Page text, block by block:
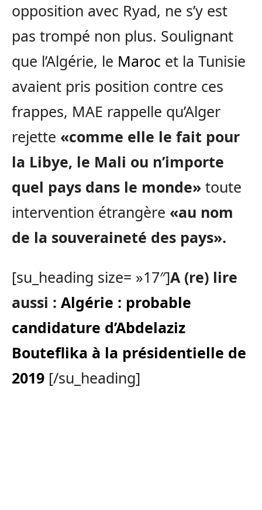
opposition avec Ryad, ne s’y est
pas trompé non plus. Soulignant
que l’Algérie, le Maroc et la Tunisie
avaient pris position contre ces
frappes, MAE rappelle qu’Alger
rejette «comme elle le fait pour
la Libye, le Mali ou n’importe
quel pays dans le monde» toute
intervention étrangère «au nom
de la souveraineté des pays».
[su_heading size= »17″]A (re) lire
aussi : Algérie : probable
candidature d’Abdelaziz
Bouteflika à la présidentielle de
2019 [/su_heading]